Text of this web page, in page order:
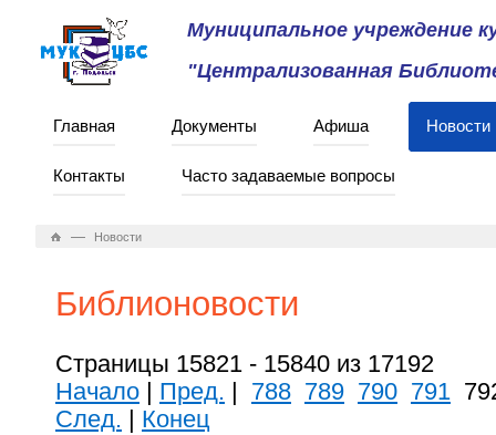
Муниципальное учреждение
"Централизованная
Главная Документы Афиша Новости
Контакты Часто задаваемые вопросы
— Новости
Библионовости
Страницы 15821 - 15840 из 17192
Начало
Пред. 788 789 790 791
След.
Конец